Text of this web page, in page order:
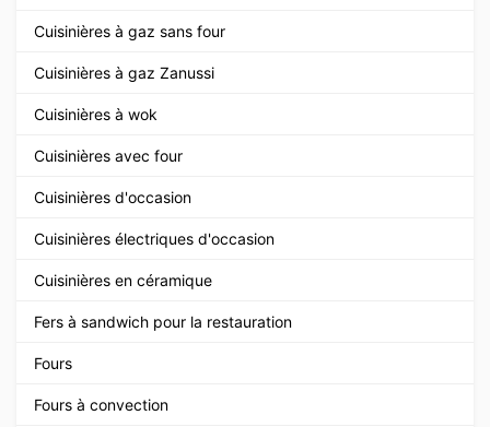
Cuisinières à gaz sans four
Cuisinières à gaz Zanussi
Cuisinières à wok
Cuisinières avec four
Cuisinières d'occasion
Cuisinières électriques d'occasion
Cuisinières en céramique
Fers à sandwich pour la restauration
Fours
Fours à convection